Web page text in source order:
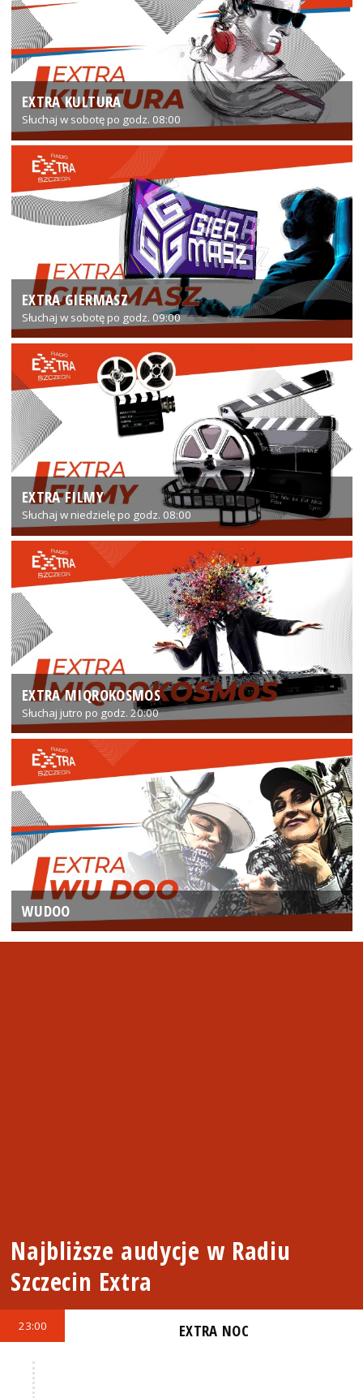
EXTRA KULTURA
Słuchaj w sobotę po godz. 08:00
EXTRA GIERMASZ
Słuchaj w sobotę po godz. 09:00
EXTRA FILMY
Słuchaj w niedzielę po godz. 08:00
EXTRA MIQROKOSMOS
Słuchaj jutro po godz. 20:00
WUDOO
Najbliższe audycje w Radiu
Szczecin Extra
23:00 EXTRA NOC